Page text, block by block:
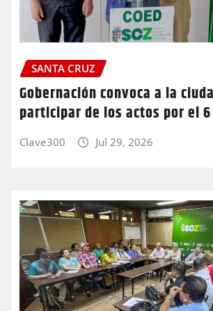
SANTA CRUZ
Gobernación convoca a la
participar de los actos por el
Clave300 Jul 29, 2026